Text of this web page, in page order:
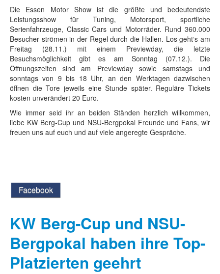
Die Essen Motor Show ist die größte und bedeutendste
Leistungsshow für Tuning, Motorsport, sportliche
Serienfahrzeuge, Classic Cars und Motorräder. Rund 360.000
Besucher strömen in der Regel durch die Hallen. Los geht‘s am
Freitag (28.11.) mit einem Previewday, die letzte
Besuchsmöglichkeit gibt es am Sonntag (07.12.). Die
Öffnungszeiten sind am Previewday sowie samstags und
sonntags von 9 bis 18 Uhr, an den Werktagen dazwischen
öffnen die Tore jeweils eine Stunde später. Reguläre Tickets
kosten unverändert 20 Euro.
Wie immer seid ihr an beiden Ständen herzlich willkommen,
liebe KW Berg-Cup und NSU-Bergpokal Freunde und Fans, wir
freuen uns auf euch und auf viele angeregte Gespräche.
Facebook
KW Berg-Cup und NSU-
Bergpokal haben ihre Top-
Platzierten geehrt